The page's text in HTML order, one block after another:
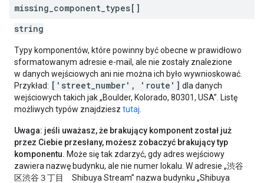
missing component types[]
string
Typy komponentów, które powinny być obecne w prawidłowo
sformatowanym adresie e-mail, ale nie zostały znalezione
w danych wejściowych ani nie można ich było wywnioskować.
Przykład: ['street_number', 'route'] dla danych
wejściowych takich jak „Boulder, Kolorado, 80301, USA”. Listę
możliwych typów znajdziesz tutaj
Uwaga: jeśli uważasz, że brakujący komponent został już
przez Ciebie przesłany, możesz zobaczyć brakujący typ
komponentu. Może się tak zdarzyć, gdy adres wejściowy
zawiera nazwę budynku, ale nie numer lokalu. W adresie „渋谷
区渋谷３丁目 Shibuya Stream” nazwa budynku „Shibuya